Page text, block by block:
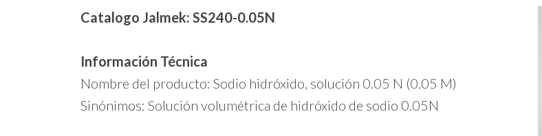
Catalogo Jalmek: SS240-0.05N
Información Técnica
Nombre del producto: Sodio hidróxido, solución 0.05 N (0.05 M)
Sinónimos: Solución volumétrica de hidróxido de sodio 0.05N